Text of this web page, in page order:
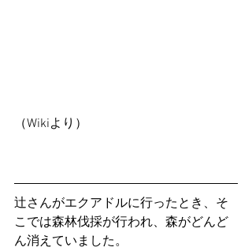
（Wikiより）
辻さんがエクアドルに行ったとき、そ
こでは森林伐採が行われ、森がどんど
ん消えていました。